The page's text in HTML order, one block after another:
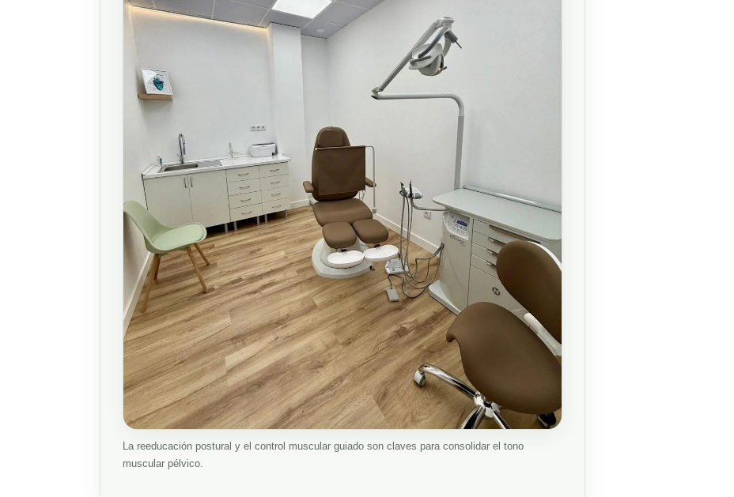
La reeducación postural y el control muscular guiado son claves para consolidar el tono
muscular pélvico.